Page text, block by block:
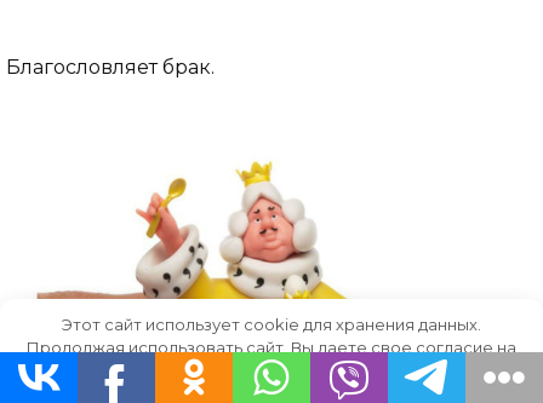
Благословляет брак.
Этот сайт использует cookie для хранения данных.
Продолжая использовать сайт, Вы даете свое согласие на
работу с этими файлами.
OK